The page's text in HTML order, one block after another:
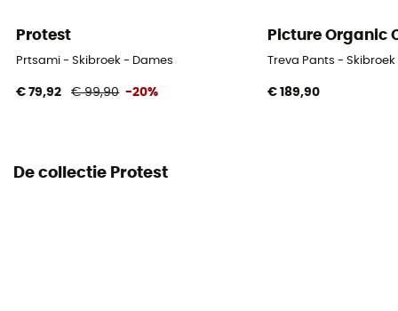
Protest
Prtsami - Skibroek - Dames
€ 79,92 € 99,90 -20%
Picture Organic
Treva Pants -
€ 189,90
De collectie Protest